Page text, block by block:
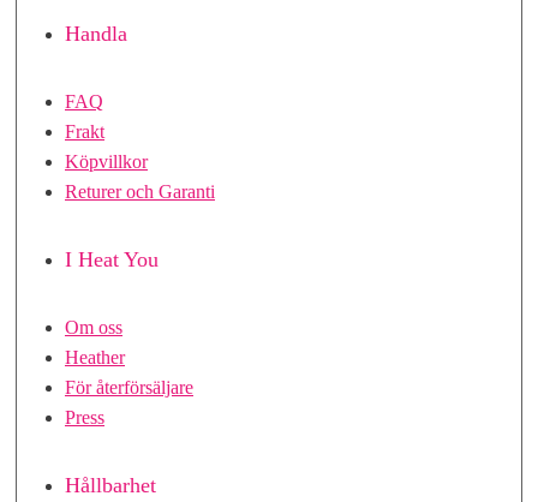
Handla
FAQ
Frakt
Köpvillkor
Returer och Garanti
I Heat You
Om oss
Heather
För återförsäljare
Press
Hållbarhet